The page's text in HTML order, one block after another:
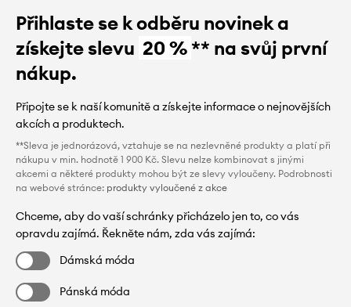
Přihlaste se k odběru novinek a
získejte slevu 20 %** na svůj první
nákup.
Připojte se k naší komunitě a získejte informace o nejnovějších
akcích a produktech.
**Sleva je jednorázová, vztahuje se na nezlevněné produkty a platí při
nákupu v min. hodnotě 1 900 Kč. Slevu nelze kombinovat s jinými
akcemi a některé produkty mohou být ze slevy vyloučeny. Podrobnosti
na webové stránce: produkty vyloučené z akce
Chceme, aby do vaší schránky přicházelo jen to, co vás
opravdu zajímá. Řekněte nám, zda vás zajímá:
Dámská móda
Pánská móda